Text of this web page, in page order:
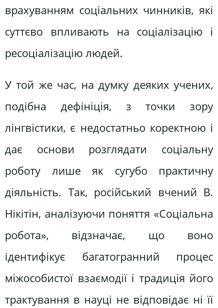
врахуванням соціальних чинників, які
суттєво впливають на соціалізацію і
ресоціалізацію людей.
У той же час, на думку деяких учених,
подібна дефініція, з точки зору
лінгвістики, є недостатньо коректною і
дає основи розглядати соціальну
роботу лише як сугубо практичну
діяльність. Так, російський вчений В.
Нікітін, аналізуючи поняття «Соціальна
робота», відзначає, що воно
ідентифікує багатогранний процес
міжособистої взаємодії і традиція його
трактування в науці не відповідає ні її